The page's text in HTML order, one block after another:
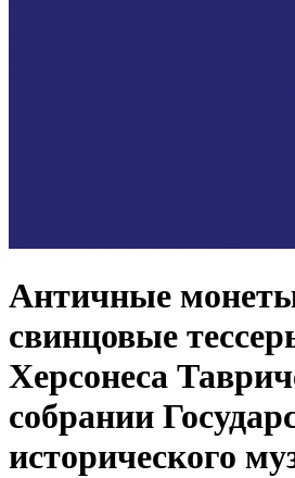
Античные
свинцовые
Херсонеса
собрании
исторического